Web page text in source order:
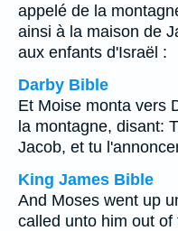
appelé de la
ainsi à la maison de
aux enfants d'Israël :
Darby Bible
Et Moise monta vers
la montagne, disant:
Jacob, et tu
King James Bible
And Moses went up
called unto him out